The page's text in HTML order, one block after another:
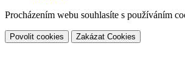
Procházením webu souhlasíte s používáním
Povolit cookies Zakázat Cookies